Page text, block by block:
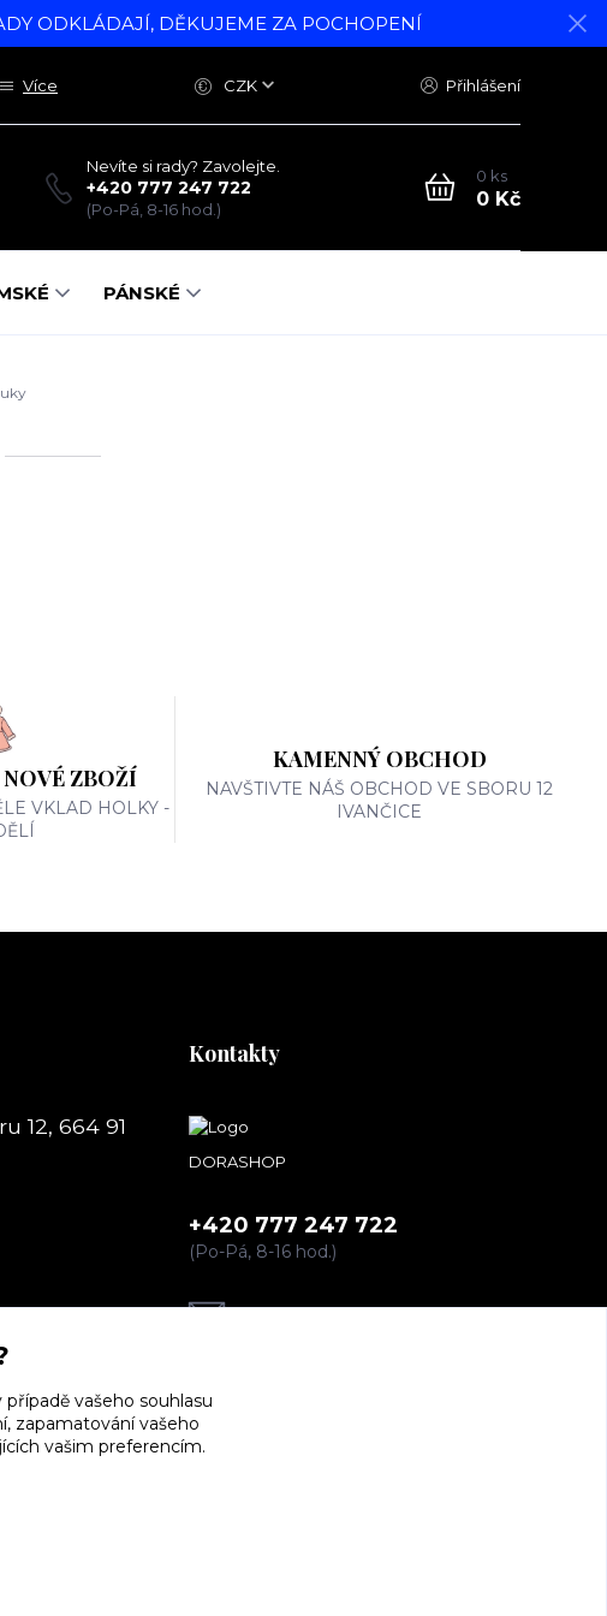
ODKLÁDAJÍ, DĚKUJEME ZA POCHOPENÍ
Více CZK Přihlášení
Nevíte si rady? Zavolejte.
+420 777 247 722
(Po-Pá, 8-16 hod.)
0 ks
0 Kč
PÁNSKÉ
ZBOŽÍ
VKLAD HOLKY -
KAMENNÝ OBCHOD
NAVŠTIVTE NÁŠ OBCHOD VE SBORU 12
IVANČICE
12, 664 91
Kontakty
DORASHOP
+420 777 247 722
(Po-Pá, 8-16 hod.)
dorashopp@seznam.cz
vašeho souhlasu
zapamatování vašeho
vašim preferencím.